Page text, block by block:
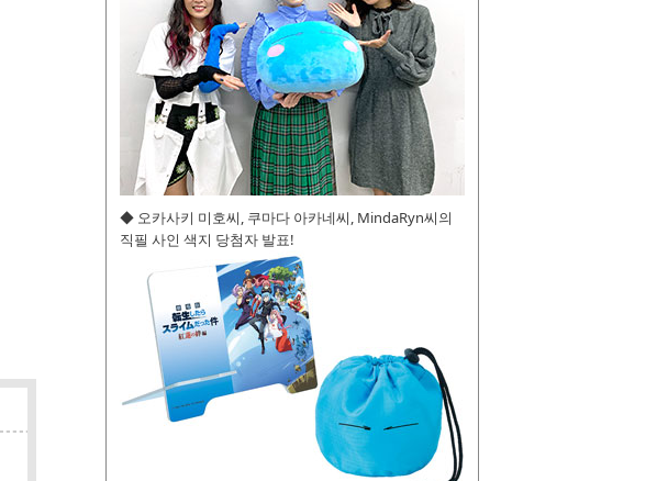
◆ 오카사키 미호씨, 쿠마다 아카네씨, MindaRyn씨의
직필 사인 색지 당첨자 발표!